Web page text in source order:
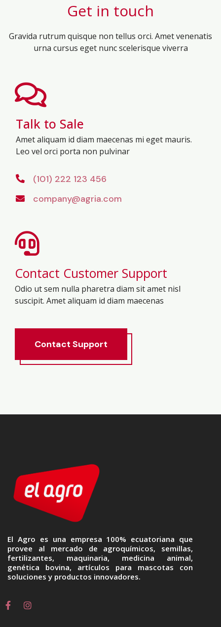
Get in touch
Gravida rutrum quisque non tellus orci. Amet venenatis
urna cursus eget nunc scelerisque viverra
Talk to Sale
Amet aliquam id diam maecenas mi eget mauris.
Leo vel orci porta non pulvinar
(101) 222 123 456
company@agria.com
Contact Customer Support
Odio ut sem nulla pharetra diam sit amet nisl
suscipit. Amet aliquam id diam maecenas
Contact Support
El Agro es una empresa 100% ecuatoriana que
provee al mercado de agroquímicos, semillas,
fertilizantes, maquinaria, medicina animal,
genética bovina, artículos para mascotas con
soluciones y productos innovadores.